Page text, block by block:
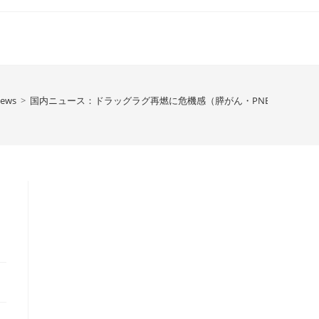
> 国内ニュース：ドラッグラグ再燃に危機感（膵がん・PNET）